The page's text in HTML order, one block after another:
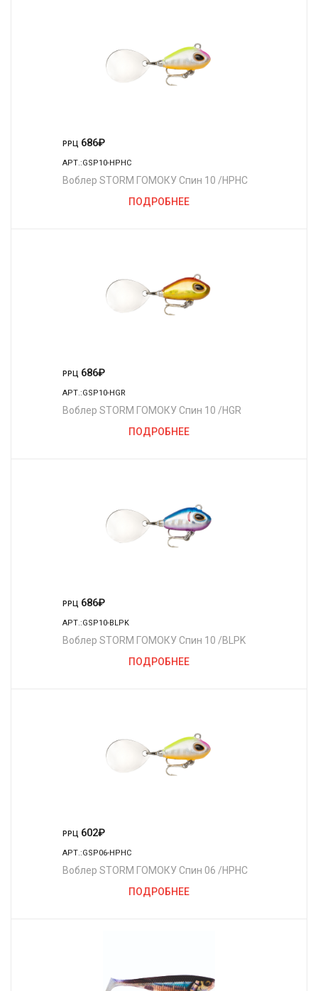
РРЦ 686₽
АРТ.:GSP10-HPHC
Воблер STORM ГОМОКУ Спин 10 /HPHC
ПОДРОБНЕЕ
РРЦ 686₽
АРТ.:GSP10-HGR
Воблер STORM ГОМОКУ Спин 10 /HGR
ПОДРОБНЕЕ
РРЦ 686₽
АРТ.:GSP10-BLPK
Воблер STORM ГОМОКУ Спин 10 /BLPK
ПОДРОБНЕЕ
РРЦ 602₽
АРТ.:GSP06-HPHC
Воблер STORM ГОМОКУ Спин 06 /HPHC
ПОДРОБНЕЕ